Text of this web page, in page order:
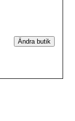
Ändra butik